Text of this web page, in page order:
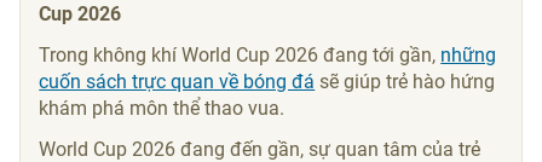
Cup 2026
Trong không khí World Cup 2026 đang tới gần, những
cuốn sách trực quan về bóng đá sẽ giúp trẻ hào hứng
khám phá môn thể thao vua.
World Cup 2026 đang đến gần, sự quan tâm của trẻ